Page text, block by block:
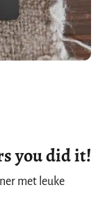
you did it!
met leuke